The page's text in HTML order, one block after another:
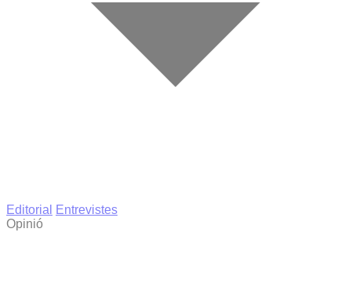
Editorial
Entrevistes
Opinió